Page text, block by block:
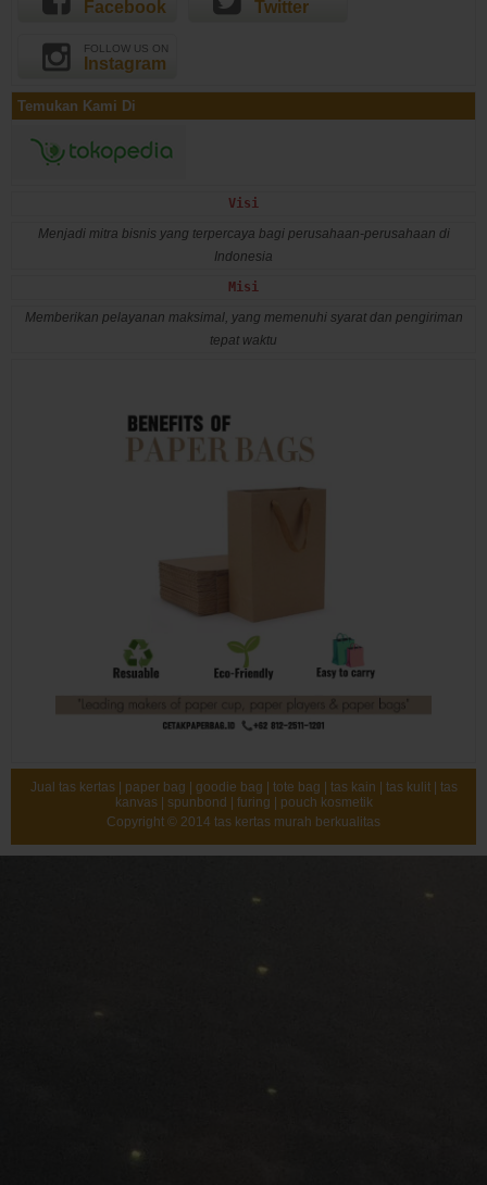
Facebook Twitter
FOLLOW US ON
Instagram
Temukan Kami Di
Visi
Menjadi mitra bisnis yang terpercaya bagi perusahaan-perusahaan di
Indonesia
Misi
Memberikan pelayanan maksimal, yang memenuhi syarat dan pengiriman
tepat waktu
Jual tas kertas | paper bag | goodie bag | tote bag | tas kain | tas kulit | tas
kanvas | spunbond | furing | pouch kosmetik
Copyright © 2014 tas kertas murah berkualitas